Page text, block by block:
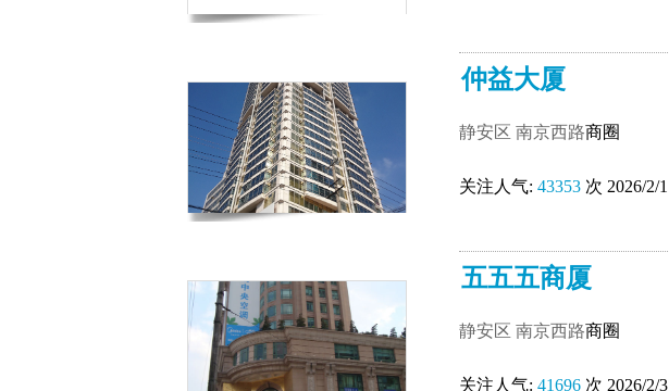
仲益大厦
静安区 南京西路商圈
关注人气: 43353 次 2026/2/1
五五五商厦
静安区 南京西路商圈
关注人气: 41696 次 2026/2/3